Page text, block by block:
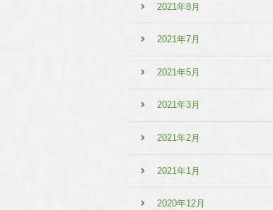
2021年8月
2021年7月
2021年5月
2021年3月
2021年2月
2021年1月
2020年12月